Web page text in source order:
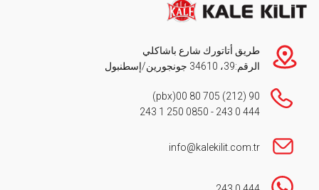
طريق أتاتورك شارع باشاكلي
الرقم:39، 34610 جونجورين/إسطنبول
90 (212) 705 80 00
(pbx)
444 0 243
-
0850 250 1 243
info@kalekilit.com.tr